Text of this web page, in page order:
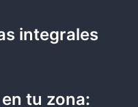
integrales
tu zona: